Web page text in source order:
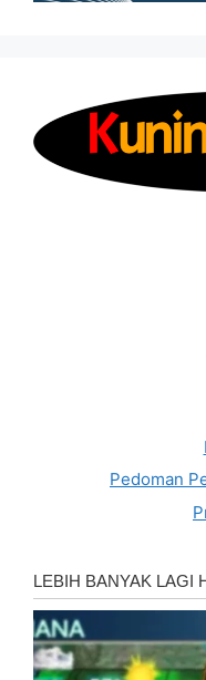
Pedoman